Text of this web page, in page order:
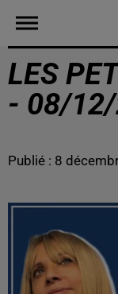
LES
- 08/
Publié : 8